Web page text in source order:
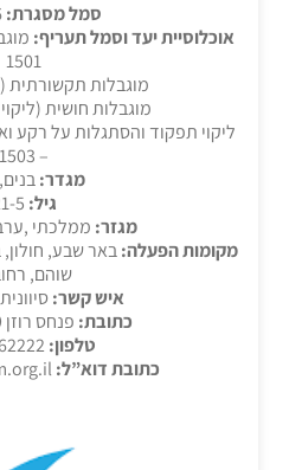
סמל מסגרת:212856
אוכלוסיית יעד וסמל תעריף:
1501
מוגבלות תקשורתית
מוגבלות חושית (ליקוי
ליקוי תפקוד והסתגלות על רקע
– 1503
מגדר:
גיל:
מגזר: ממלכתי
מקומות הפעלה:באר שבע,
שוהם,
איש קשר:
כתובת: פנחס רוזן 69, תל אביב
טלפון:
כתובת דוא”ל: